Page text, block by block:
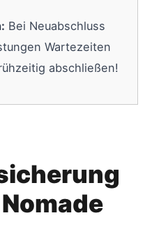
Bei Neuabschluss
Wartezeiten
abschließen!